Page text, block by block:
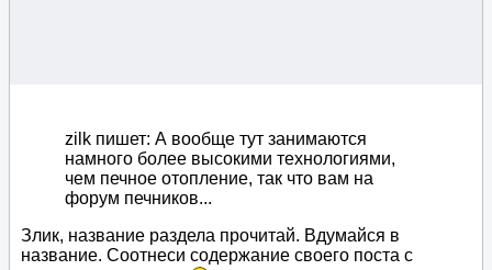
zilk пишет: А вообще тут занимаются
намного более высокими технологиями,
чем печное отопление, так что вам на
форум печников...
Злик, название раздела прочитай. Вдумайся в
название. Соотнеси содержание своего поста с